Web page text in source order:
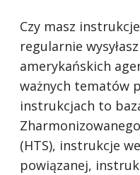
Czy masz
regularnie
amerykańskich
ważnych tematów
instrukcjach to
(HTS), instrukcje
powiązanej,